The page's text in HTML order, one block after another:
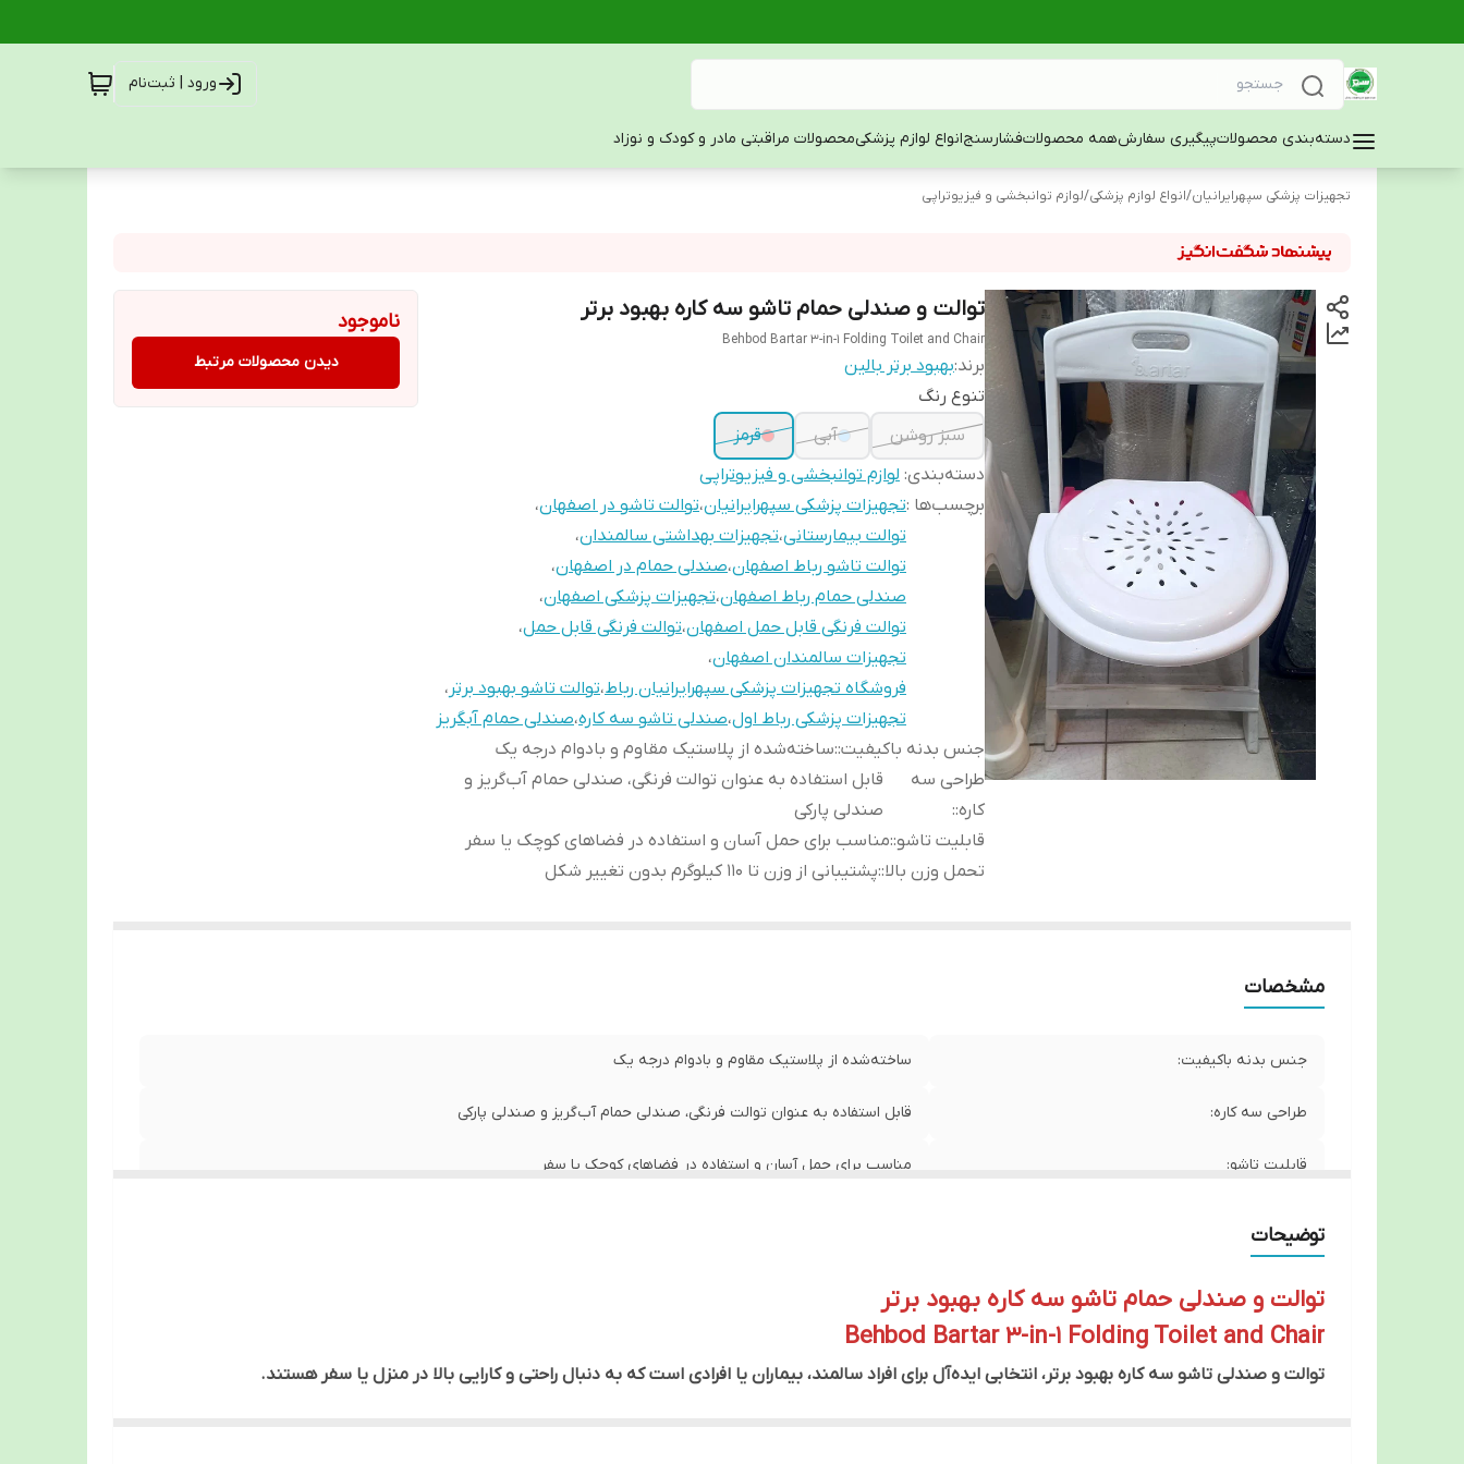
ورود | ثبت‌نام
دسته‌بندی محصولاتپیگیری سفارشهمه محصولاتفشارسنجانواع لوازم پزشکیمحصولات مراقبتی مادر و کودک و نوزاد
تجهیزات پزشکی سپهرایرانیان/انواع لوازم پزشکی/لوازم توانبخشی و فیزیوتراپی
توالت و صندلی حمام تاشو سه کاره بهبود برتر
Behbod Bartar 3-in-1 Folding Toilet and Chair
برند:بهبود برتر بالین
تنوع رنگ
سبز روشن
آبی
قرمز
دسته‌بندی: لوازم توانبخشی و فیزیوتراپی
برچسب‌ها :تجهیزات پزشکی سپهرایرانیان،توالت تاشو در اصفهان،
توالت بیمارستانی،تجهیزات بهداشتی سالمندان،
توالت تاشو رباط اصفهان،صندلی حمام در اصفهان،
صندلی حمام رباط اصفهان،تجهیزات پزشکی اصفهان،
توالت فرنگی قابل حمل اصفهان،توالت فرنگی قابل حمل،
تجهیزات سالمندان اصفهان،
فروشگاه تجهیزات پزشکی سپهرایرانیان رباط،توالت تاشو بهبود برتر ،
تجهیزات پزشکی رباط اول،صندلی تاشو سه کاره،صندلی حمام آبگریز
جنس بدنه باکیفیت::ساخته‌شده از پلاستیک مقاوم و بادوام درجه یک
طراحی سه
کاره::
قابل استفاده به عنوان توالت فرنگی، صندلی حمام آب‌گریز و
صندلی پارکی
قابلیت تاشو::مناسب برای حمل آسان و استفاده در فضاهای کوچک یا سفر
تحمل وزن بالا::پشتیبانی از وزن تا ۱۱۰ کیلوگرم بدون تغییر شکل
ناموجود
دیدن محصولات مرتبط
مشخصات
جنس بدنه باکیفیت: ساخته‌شده از پلاستیک مقاوم و بادوام درجه یک
طراحی سه کاره: قابل استفاده به عنوان توالت فرنگی، صندلی حمام آب‌گریز و صندلی پارکی
قابلیت تاشو: مناسب برای حمل آسان و استفاده در فضاهای کوچک یا سفر
توضیحات
توالت و صندلی حمام تاشو سه کاره بهبود برتر
Behbod Bartar 3-in-1 Folding Toilet and Chair
توالت و صندلی تاشو سه کاره بهبود برتر، انتخابی ایده‌آل برای افراد سالمند، بیماران یا افرادی است که به دنبال راحتی و کارایی بالا در منزل یا سفر هستند.